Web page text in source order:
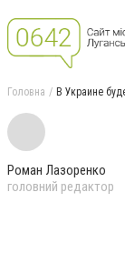
Головна В Украине
Роман Лазоренко
головний редактор